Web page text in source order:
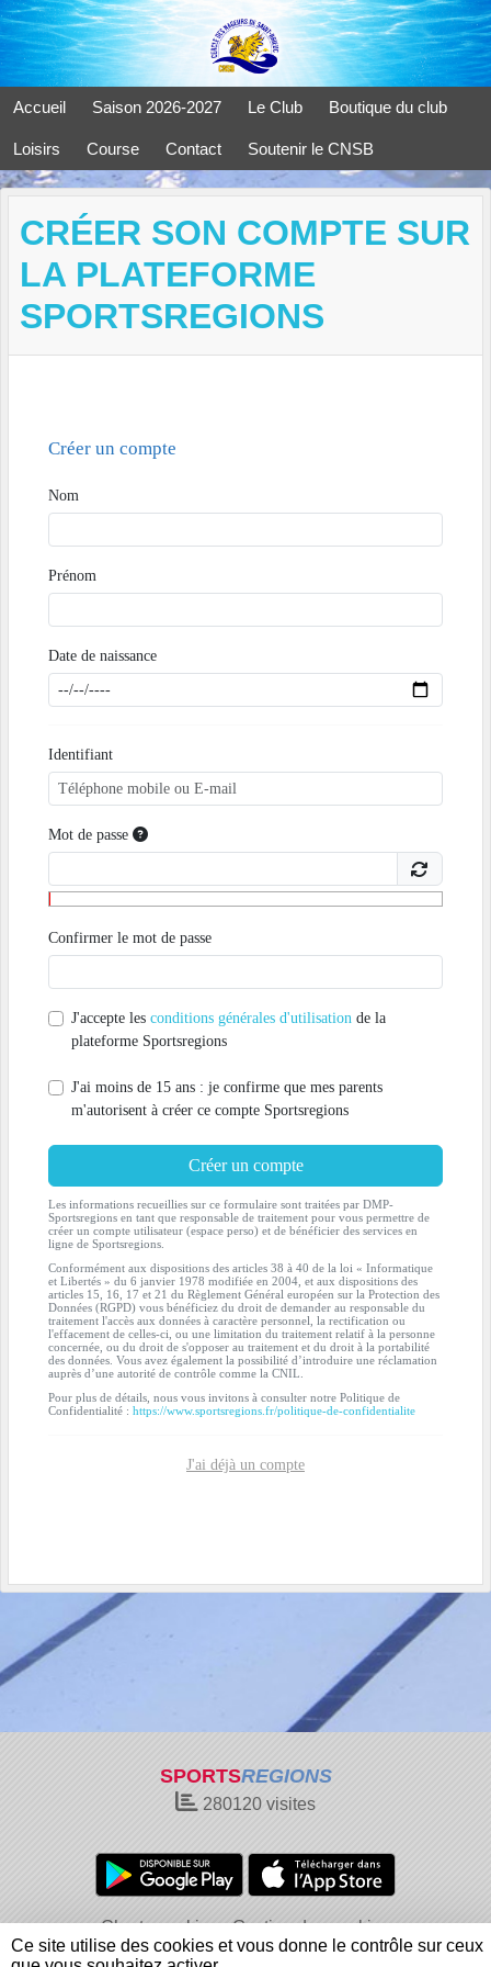
Accueil Saison 2026-2027 Le Club Boutique du club
Loisirs Course Contact Soutenir le CNSB
CRÉER SON COMPTE SUR
LA PLATEFORME
SPORTSREGIONS
Créer un compte
Nom
Prénom
Date de naissance
Identifiant
Mot de passe
Confirmer le mot de passe
J'accepte les conditions générales d'utilisation de la
plateforme Sportsregions
J'ai moins de 15 ans : je confirme que mes parents
m'autorisent à créer ce compte Sportsregions
Créer un compte
Les informations recueillies sur ce formulaire sont traitées par DMP-
Sportsregions en tant que responsable de traitement pour vous permettre de
créer un compte utilisateur (espace perso) et de bénéficier des services en
ligne de Sportsregions.
Conformément aux dispositions des articles 38 à 40 de la loi « Informatique
et Libertés » du 6 janvier 1978 modifiée en 2004, et aux dispositions des
articles 15, 16, 17 et 21 du Règlement Général européen sur la Protection des
Données (RGPD) vous bénéficiez du droit de demander au responsable du
traitement l'accès aux données à caractère personnel, la rectification ou
l'effacement de celles-ci, ou une limitation du traitement relatif à la personne
concernée, ou du droit de s'opposer au traitement et du droit à la portabilité
des données. Vous avez également la possibilité d’introduire une réclamation
auprès d’une autorité de contrôle comme la CNIL.
Pour plus de détails, nous vous invitons à consulter notre Politique de
Confidentialité : https://www.sportsregions.fr/politique-de-confidentialite
J'ai déjà un compte
SPORTSREGIONS
280120 visites
Charte cookies
Gestion des cookies
Informations légales
Signaler un contenu inapproprié
Panneau de gestion des cookies
Ce site utilise des cookies et vous donne le contrôle sur ceux